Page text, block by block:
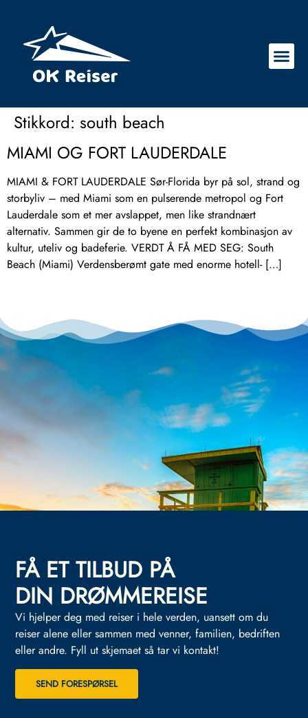
Stikkord: south beach
MIAMI OG FORT LAUDERDALE
MIAMI & FORT LAUDERDALE Sør-Florida byr på sol, strand og
storbyliv – med Miami som en pulserende metropol og Fort
Lauderdale som et mer avslappet, men like strandnært
alternativ. Sammen gir de to byene en perfekt kombinasjon av
kultur, uteliv og badeferie. VERDT Å FÅ MED SEG: South
Beach (Miami) Verdensberømt gate med enorme hotell- […]
FÅ ET TILBUD PÅ
DIN DRØMMEREISE
Vi hjelper deg med reiser i hele verden, uansett om du
reiser alene eller sammen med venner, familien, bedriften
eller andre. Fyll ut skjemaet så tar vi kontakt!
SEND FORESPØRSEL